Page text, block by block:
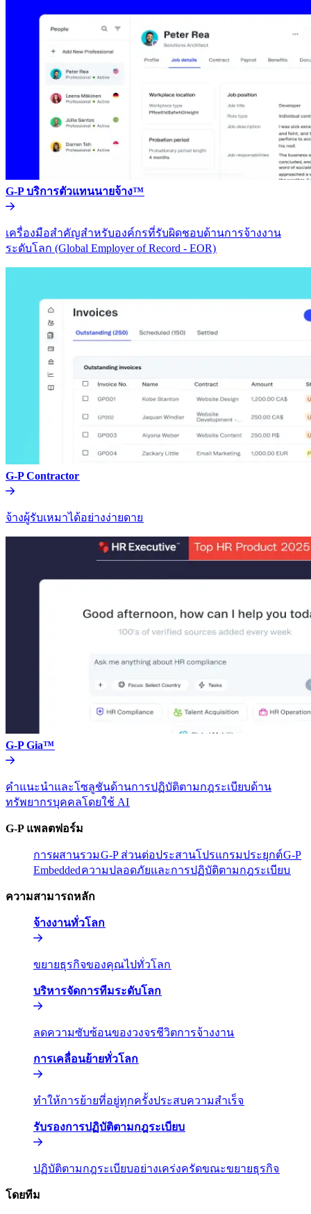
G-P บริการตัวแทนนายจ้าง™​​
เครื่องมือสำคัญสำหรับองค์กรที่รับผิดชอบด้านการจ้างงาน
ระดับโลก (Global Employer of Record - EOR)​​
G-P Contractor​​
จ้างผู้รับเหมาได้อย่างง่ายดาย​​
G-P Gia™​​
คำแนะนำและโซลูชันด้านการปฏิบัติตามกฎระเบียบด้าน
ทรัพยากรบุคคลโดยใช้ AI​​
G-P แพลตฟอร์ม​​
การผสานรวม​​G-P ส่วนต่อประสานโปรแกรมประยุกต์​​G-P
Embedded​​ความปลอดภัยและการปฏิบัติตามกฎระเบียบ​​
ความสามารถหลัก​​
จ้างงานทั่วโลก​​
ขยายธุรกิจของคุณไปทั่วโลก​​
บริหารจัดการทีมระดับโลก​​
ลดความซับซ้อนของวงจรชีวิตการจ้างงาน​​
การเคลื่อนย้ายทั่วโลก​​
ทำให้การย้ายที่อยู่ทุกครั้งประสบความสำเร็จ​​
รับรองการปฏิบัติตามกฎระเบียบ​​
ปฏิบัติตามกฎระเบียบอย่างเคร่งครัดขณะขยายธุรกิจ​​
โดยทีม​​